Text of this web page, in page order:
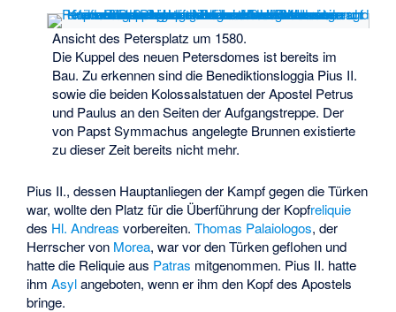
Ansicht des Petersplatz um 1580.
Die Kuppel des neuen Petersdomes ist bereits im
Bau. Zu erkennen sind die Benediktions­loggia Pius II.
sowie die beiden Kolossal­statuen der Apostel Petrus
und Paulus an den Seiten der Aufgangs­treppe. Der
von Papst Symmachus angelegte Brunnen existierte
zu dieser Zeit bereits nicht mehr.
Pius II., dessen Hauptanliegen der Kampf gegen die Türken
war, wollte den Platz für die Überführung der Kopfreliquie
des Hl. Andreas vorbereiten.Thomas Palaiologos, der
Herrscher von Morea, war vor den Türken geflohen und
hatte die Reliquie aus Patras mitgenommen. Pius II. hatte
ihmAsylangeboten, wenn er ihm den Kopf des Apostels
bringe.